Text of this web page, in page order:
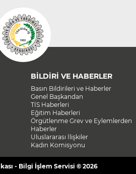
BİLDİRİ VE HABERLER
Basın Bildirileri ve Haberler
Genel Başkandan
TİS Haberleri
Eğitim Haberleri
Örgütlenme Grev ve Eylemlerden
Haberler
Uluslararası İlişkiler
Kadın Komisyonu
- Bilgi İşlem Servisi © 2026